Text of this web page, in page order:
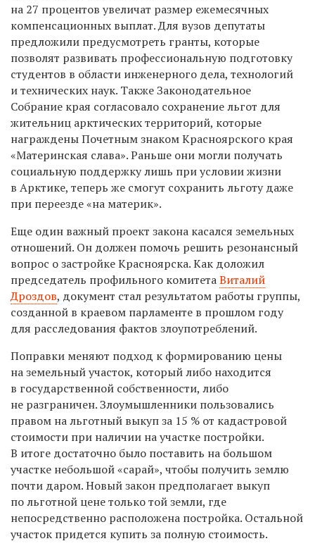
на 27 процентов увеличат размер ежемесячных
компенсационных выплат. Для вузов депутаты
предложили предусмотреть гранты, которые
позволят развивать профессиональную подготовку
студентов в области инженерного дела, технологий
и технических наук. Также Законодательное
Собрание края согласовало сохранение льгот для
жительниц арктических территорий, которые
награждены Почетным знаком Красноярского края
«Материнская слава». Раньше они могли получать
социальную поддержку лишь при условии жизни
в Арктике, теперь же смогут сохранить льготу даже
при переезде «на материк».
Еще один важный проект закона касался земельных
отношений. Он должен помочь решить резонансный
вопрос о застройке Красноярска. Как доложил
председатель профильного комитетаВиталий
Дроздов, документ стал результатом работы группы,
созданной в краевом парламенте в прошлом году
для расследования фактов злоупотреблений.
Поправки меняют подход к формированию цены
на земельный участок, который либо находится
в государственной собственности, либо
не разграничен. Злоумышленники пользовались
правом на льготный выкуп за 15 % от кадастровой
стоимости при наличии на участке постройки.
В итоге достаточно было поставить на большом
участке небольшой «сарай», чтобы получить землю
почти даром. Новый закон предполагает выкуп
по льготной цене только той земли, где
непосредственно расположена постройка. Остальной
участок придется купить за полную стоимость.